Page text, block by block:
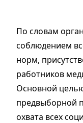
По словам
соблюдением
норм,
работников
Основной
предвыборной
охвата всех